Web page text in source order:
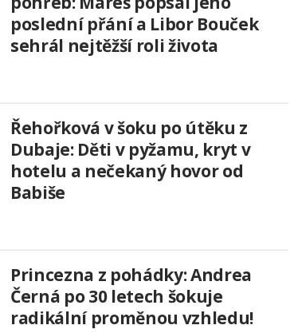
poslední přání a Libor Bouček
sehrál nejtěžší roli života
Řehořková v šoku po útěku z
Dubaje: Děti v pyžamu, kryt v
hotelu a nečekaný hovor od
Babiše
Princezna z pohádky: Andrea
Černá po 30 letech šokuje
radikální proměnou vzhledu!